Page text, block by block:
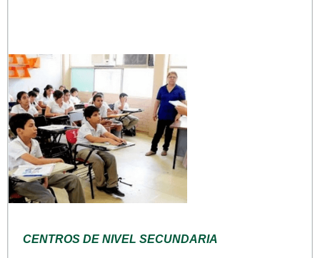
CENTROS DE NIVEL SECUNDARIA